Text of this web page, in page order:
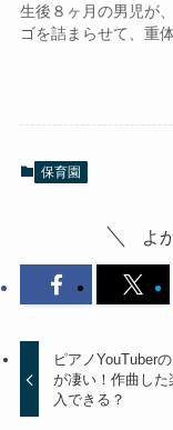
生後８ヶ月の男児が
ゴを詰まらせて、重
保育園
よ
ピアノYouTuber
が凄い！作曲した
入できる？